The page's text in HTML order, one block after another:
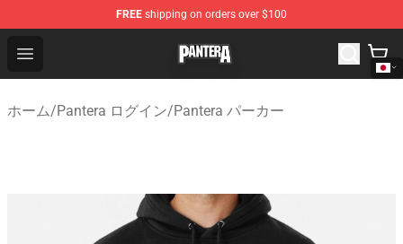
FREE shipping on orders over $100
Open menu
Pantera Store - Official Pantera Merchandise Shop
ホーム/Pantera ログイン/Pantera パーカー